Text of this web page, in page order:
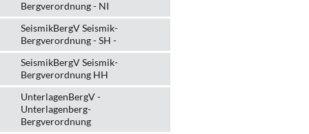
Bergverordnung - NI
SeismikBergV Seismik-
Bergverordnung - SH -
SeismikBergV Seismik-
Bergverordnung HH
UnterlagenBergV -
Unterlagenberg-
Bergverordnung